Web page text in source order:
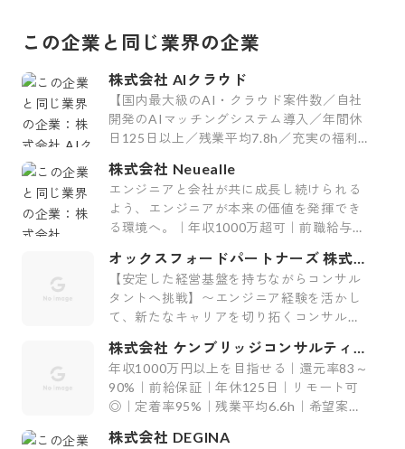
この企業と同じ業界の企業
株式会社 AIクラウド
【国内最大級のAI・クラウド案件数／自社
開発のAIマッチングシステム導入／年間休
日125日以上／残業平均7.8h／充実の福利
株式会社 Neuealle
エンジニアと会社が共に成長し続けられる
よう、エンジニアが本来の価値を発揮でき
る環境へ。｜年収1000万超可｜前職給与保
オックスフォードパートナーズ 株式会
社
【安定した経営基盤を持ちながらコンサル
タントへ挑戦】〜エンジニア経験を活かし
て、新たなキャリアを切り拓くコンサルテ
株式会社 ケンブリッジコンサルティン
グ
年収1000万円以上を目指せる｜還元率83～
90%｜前給保証｜年休125日｜リモート可
◎｜定着率95%｜残業平均6.6h｜希望案件
株式会社 DEGINA